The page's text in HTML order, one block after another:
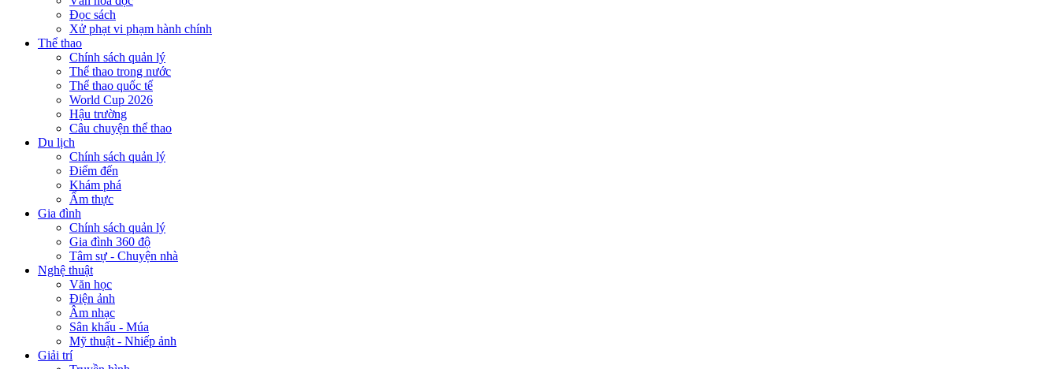
Đọc sách
Xử phạt vi phạm hành chính
Thể thao
Chính sách quản lý
Thể thao trong nước
Thể thao quốc tế
World Cup 2026
Hậu trường
Câu chuyện thể thao
Du lịch
Chính sách quản lý
Điểm đến
Khám phá
Ẩm thực
Gia đình
Chính sách quản lý
Gia đình 360 độ
Tâm sự - Chuyện nhà
Nghệ thuật
Văn học
Điện ảnh
Âm nhạc
Sân khấu - Múa
Mỹ thuật - Nhiếp ảnh
Giải trí